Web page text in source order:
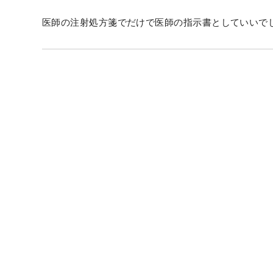
医師の注射処方箋でだけで医師の指示書としていいで